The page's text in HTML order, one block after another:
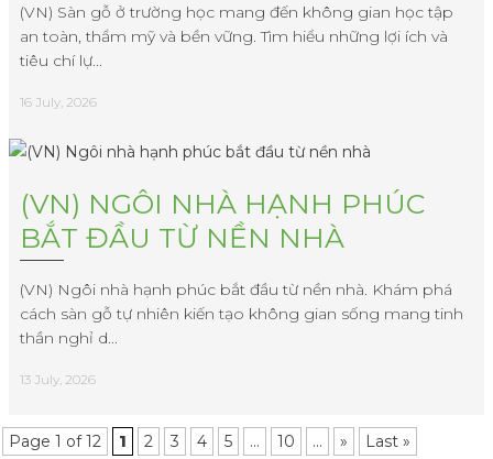
(VN) Sàn gỗ ở trường học mang đến không gian học tập
an toàn, thẩm mỹ và bền vững. Tìm hiểu những lợi ích và
tiêu chí lự...
16 July, 2026
(VN) NGÔI NHÀ HẠNH PHÚC
BẮT ĐẦU TỪ NỀN NHÀ
(VN) Ngôi nhà hạnh phúc bắt đầu từ nền nhà. Khám phá
cách sàn gỗ tự nhiên kiến tạo không gian sống mang tinh
thần nghỉ d...
13 July, 2026
Page 1 of 12 1 2 3 4 5 ... 10 ... » Last »